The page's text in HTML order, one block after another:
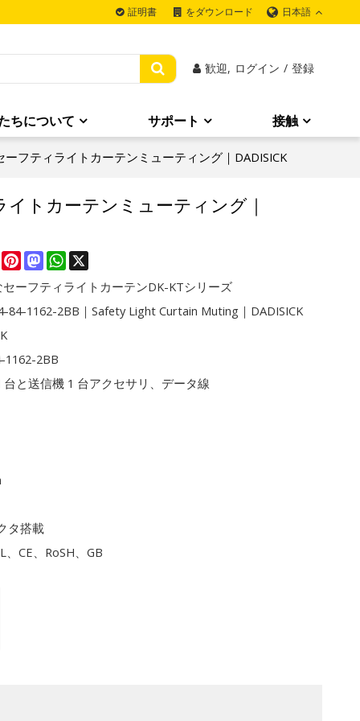
証明書 をダウンロード 日本語
歓迎, ログイン / 登録
ちについて サポート 接触
フティライトカーテンミューティング｜DADISICK
イトカーテンミューティング｜
Facebook
PinterestMastodonWhatsApp
ーフティライトカーテンDK-KTシリーズ
84-1162-2BB｜Safety Light Curtain Muting｜DADISICK
1162-2BB
台と送信機 1 台アクセサリ、データ線
タ搭載
、CE、RoSH、GB